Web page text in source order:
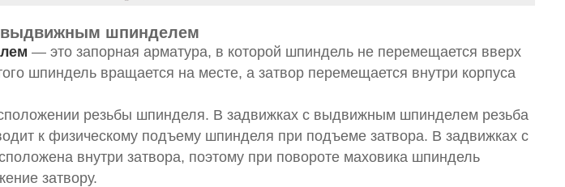
шпинделем
— это запорная арматура, в которой шпиндель не перемещается вверх
шпиндель вращается на месте, а затвор перемещается внутри корпуса
резьбы шпинделя. В задвижках с выдвижным шпинделем резьба
к физическому подъему шпинделя при подъеме затвора. В задвижках с
внутри затвора, поэтому при повороте маховика шпиндель
затвору.